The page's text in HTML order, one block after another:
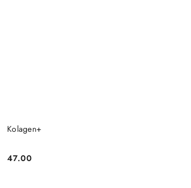
Kolagen+
Cena:
47.00